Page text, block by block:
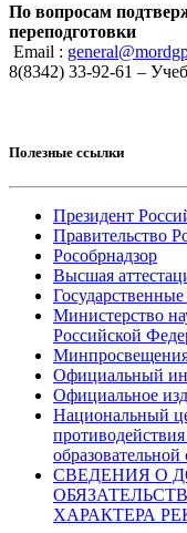
По вопросам
переподготовки
Email :
8(8342) 33-92-61 –
Полезные ссылки
Президент
Правительство
Рособрнадзор
Высшая
Государственные
Министерство
Российской
Официальный
Официальное
Национальный
СВЕДЕНИЯ О
ХАРАКТЕРА